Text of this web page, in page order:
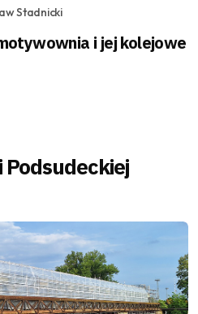
Stadnicki
i jej kolejowe